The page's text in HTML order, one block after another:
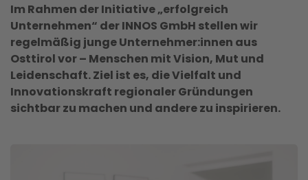
Im Rahmen der Initiative „erfolgreich
Unternehmen“ der INNOS GmbH stellen wir
regelmäßig junge Unternehmer:innen aus
Osttirol vor – Menschen mit Vision, Mut und
Leidenschaft. Ziel ist es, die Vielfalt und
Innovationskraft regionaler Gründungen
sichtbar zu machen und andere zu inspirieren.